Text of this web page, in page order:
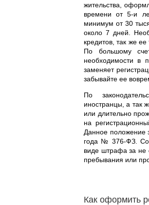
жительства,
времени от 5-и
минимум от 30
около 7 дней.
кредитов, так же
По большому
необходимости в
заменяет
забывайте ее
По
иностранцы, а так
или длительно
на
Данное положение
года № 376-ФЗ.
виде штрафа за не
пребывания или
Как оформить